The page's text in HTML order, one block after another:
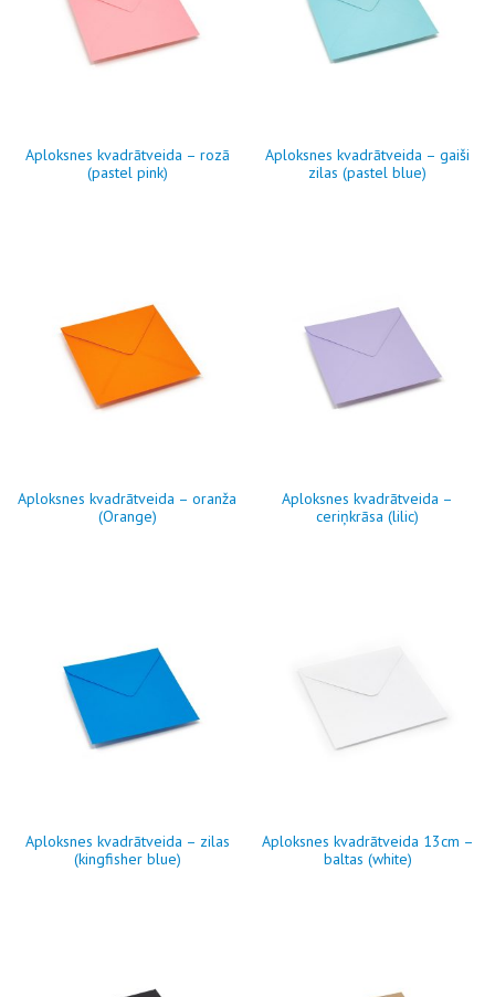
Aploksnes kvadrātveida – rozā
(pastel pink)
Aploksnes kvadrātveida – gaiši
zilas (pastel blue)
Aploksnes kvadrātveida – oranža
(Orange)
Aploksnes kvadrātveida –
ceriņkrāsa (lilic)
Aploksnes kvadrātveida – zilas
(kingfisher blue)
Aploksnes kvadrātveida 13cm –
baltas (white)